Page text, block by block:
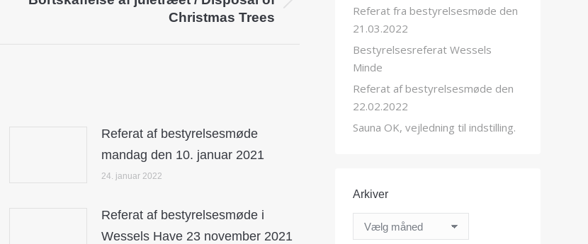
Next
Christmas Trees
Referat af bestyrelsesmøde
mandag den 10. januar 2021
24. januar 2022
Referat af bestyrelsesmøde i
Wessels Have 23 november 2021
Referat fra bestyrelsesmøde den
21.03.2022
Bestyrelsesreferat Wessels
Minde
Referat af bestyrelsesmøde den
22.02.2022
Sauna OK, vejledning til indstilling.
Arkiver
Arkiver